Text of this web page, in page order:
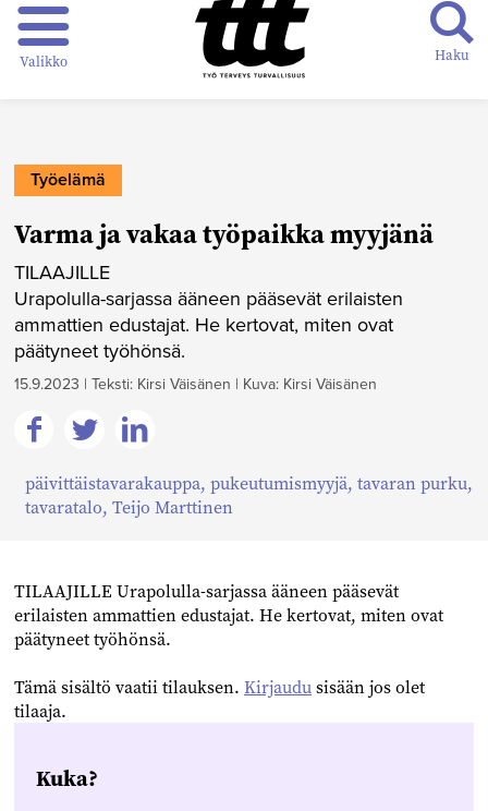
Valikko Haku
Työelämä
Varma ja vakaa työpaikka myyjänä
TILAAJILLE
Urapolulla-sarjassa ääneen pääsevät erilaisten
ammattien edustajat. He kertovat, miten ovat
päätyneet työhönsä.
15.9.2023 | Teksti: Kirsi Väisänen | Kuva: Kirsi Väisänen
Jaa
Facebookissa
Jaa
Twitterissä
Jaa
Linkedinissä
päivittäistavarakauppa, pukeutumismyyjä, tavaran purku,
tavaratalo, Teijo Marttinen
TILAAJILLE Urapolulla-sarjassa ääneen pääsevät
erilaisten ammattien edustajat. He kertovat, miten ovat
päätyneet työhönsä.
Tämä sisältö vaatii tilauksen. Kirjaudusisään jos olet
tilaaja.
Kuka?